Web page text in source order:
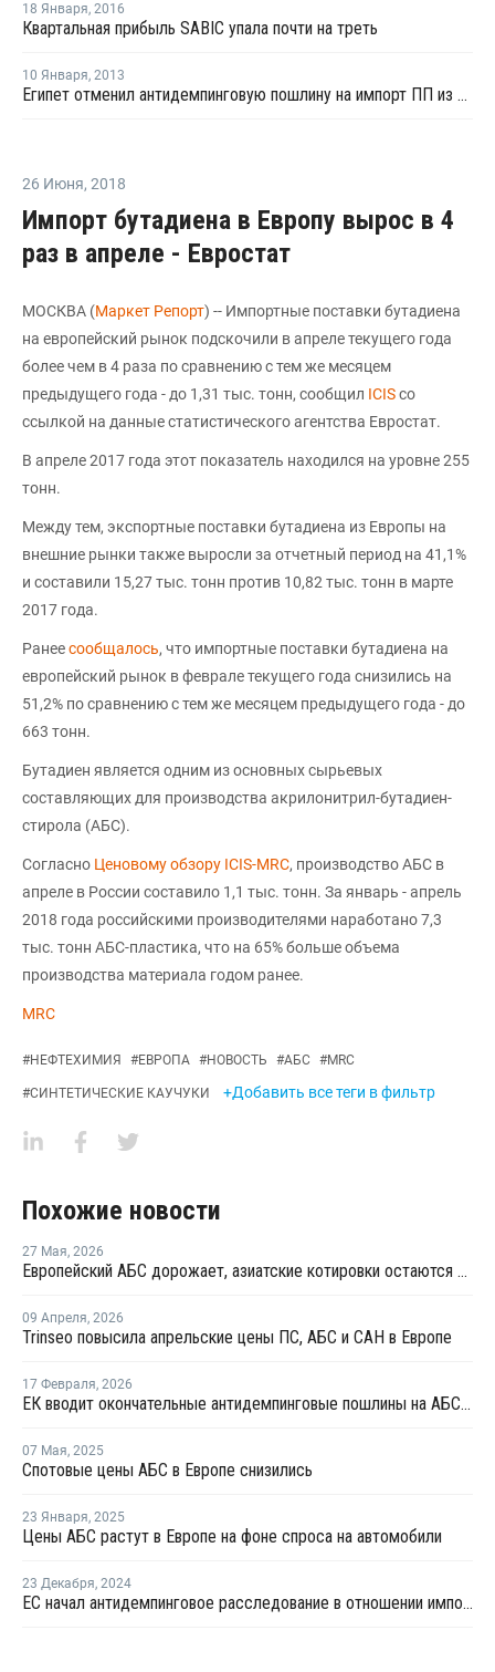
18 Января, 2016
Квартальная прибыль SABIC упала почти на треть
10 Января, 2013
Египет отменил антидемпинговую пошлину на импорт ПП из Саудовской Аравии
26 Июня, 2018
Импорт бутадиена в Европу вырос в 4
раз в апреле - Евростат
МОСКВА (Маркет Репорт) -- Импортные поставки бутадиена
на европейский рынок подскочили в апреле текущего года
более чем в 4 раза по сравнению с тем же месяцем
предыдущего года - до 1,31 тыс. тонн, сообщил ICISсо
ссылкой на данные статистического агентства Евростат.
В апреле 2017 года этот показатель находился на уровне 255
тонн.
Между тем, экспортные поставки бутадиена из Европы на
внешние рынки также выросли за отчетный период на 41,1%
и составили 15,27 тыс. тонн против 10,82 тыс. тонн в марте
2017 года.
Ранеесообщалось, что импортные поставки бутадиена на
европейский рынок в феврале текущего года снизились на
51,2% по сравнению с тем же месяцем предыдущего года - до
663 тонн.
Бутадиен является одним из основных сырьевых
составляющих для производства акрилонитрил-бутадиен-
стирола (АБС).
Согласно Ценовому обзору ICIS-MRC, производство АБС в
апреле в России составило 1,1 тыс. тонн. За январь - апрель
2018 года российскими производителями наработано 7,3
тыс. тонн АБС-пластика, что на 65% больше объема
производства материала годом ранее.
MRC
#НЕФТЕХИМИЯ #ЕВРОПА #НОВОСТЬ #АБС #MRC
#СИНТЕТИЧЕСКИЕ КАУЧУКИ +Добавить все теги в фильтр
Похожие новости
27 Мая, 2026
Европейский АБС дорожает, азиатские котировки остаются более стабильными
09 Апреля, 2026
Trinseo повысила апрельские цены ПС, АБС и САН в Европе
17 Февраля, 2026
ЕК вводит окончательные антидемпинговые пошлины на АБС-пластик из Южной Кореи и Тайваня
07 Мая, 2025
Спотовые цены АБС в Европе снизились
23 Января, 2025
Цены АБС растут в Европе на фоне спроса на автомобили
23 Декабря, 2024
ЕС начал антидемпинговое расследование в отношении импорта АБС-пластика из Южной Кореи и Тайваня